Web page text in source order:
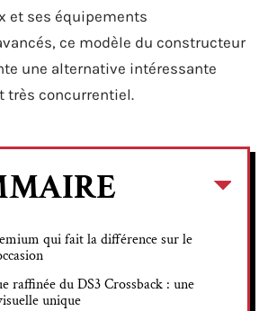
et ses équipements
ce modèle du constructeur
une alternative intéressante
très concurrentiel.
qui fait la différence sur le
raffinée du DS3 Crossback : une
unique